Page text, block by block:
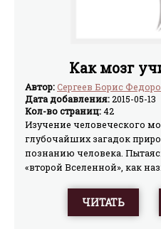
Как мозг
Автор:Сергеев Борис
Дата добавления:2015-05-13
Кол-во страниц:42
Изучение человеческого
глубочайших загадок
познанию человека.
«второй Вселенной», как
простейших организмов
«родственников» людей. В
ЧИТАТЬ